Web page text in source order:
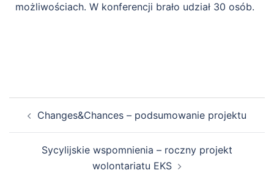
możliwościach. W konferencji brało udział 30 osób.
Changes&Chances – podsumowanie projektu
Sycylijskie wspomnienia – roczny projekt
wolontariatu EKS